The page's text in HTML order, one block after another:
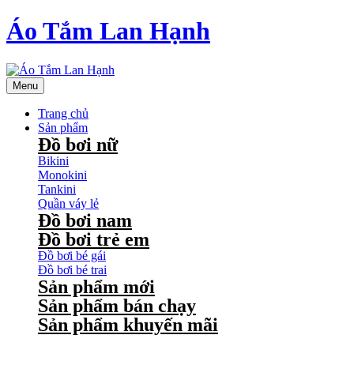
Áo Tắm Lan Hạnh
Menu
Trang chủ
Sản phẩm
Đồ bơi nữ
Bikini
Monokini
Tankini
Quần váy lẻ
Đồ bơi nam
Đồ bơi trẻ em
Đồ bơi bé gái
Đồ bơi bé trai
Sản phẩm mới
Sản phẩm bán chạy
Sản phẩm khuyến mãi